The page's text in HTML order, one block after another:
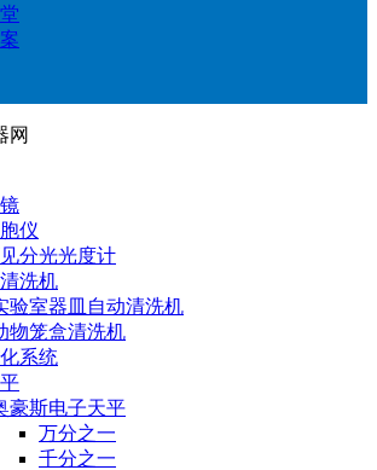
网
仪
分光光度计
洗机
验室器皿自动清洗机
物笼盒清洗机
系统
豪斯电子天平
万分之一
千分之一